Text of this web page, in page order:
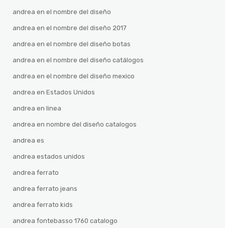
andrea en el nombre del diseño
andrea en el nombre del diseño 2017
andrea en el nombre del diseño botas
andrea en el nombre del diseño catálogos
andrea en el nombre del diseño mexico
andrea en Estados Unidos
andrea en linea
andrea en nombre del diseño catalogos
andrea es
andrea estados unidos
andrea ferrato
andrea ferrato jeans
andrea ferrato kids
andrea fontebasso 1760 catalogo